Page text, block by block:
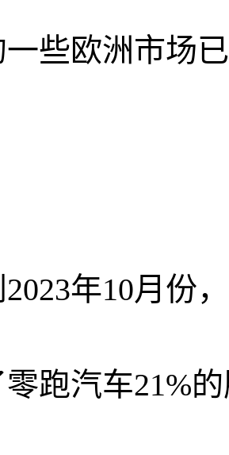
一些欧洲市场
年10月份，
跑汽车21%